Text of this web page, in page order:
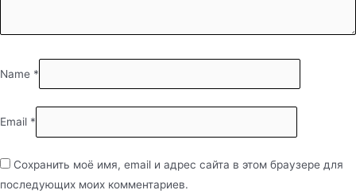
Name *
Email *
Сохранить моё имя, email и адрес сайта в этом браузере для
последующих моих комментариев.